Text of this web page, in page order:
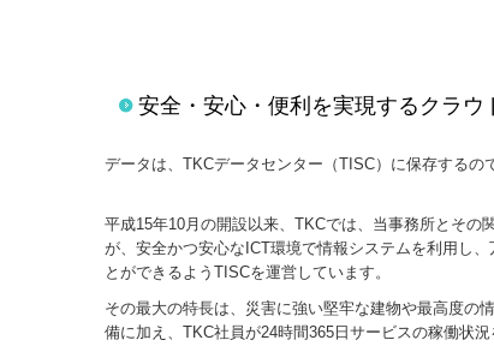
安全・安心・便利を実現するクラウ
データは、TKCデータセンター（TISC）に保存するの
平成15年10月の開設以来、TKCでは、当事務所とその
が、安全かつ安心なICT環境で情報システムを利用し
とができるようTISCを運営しています。
その最大の特長は、災害に強い堅牢な建物や最高度の
備に加え、TKC社員が24時間365日サービスの稼働状